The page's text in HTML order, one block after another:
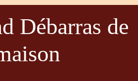
Débarras de